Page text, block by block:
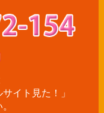
イト見た！」